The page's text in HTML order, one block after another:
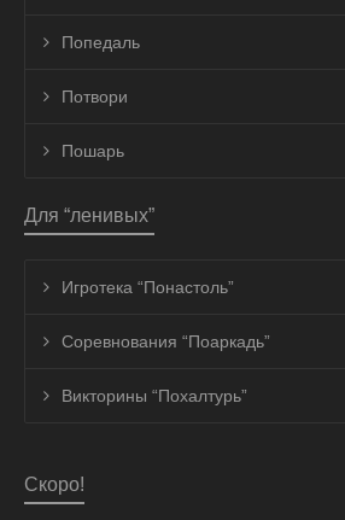
Попедаль
Потвори
Пошарь
Для “ленивых”
Игротека “Понастоль”
Соревнования “Поаркадь”
Викторины “Похалтурь”
Скоро!